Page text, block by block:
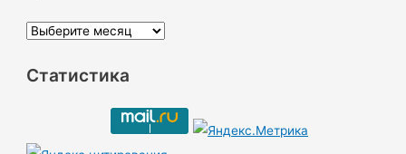
А
х
Статистика